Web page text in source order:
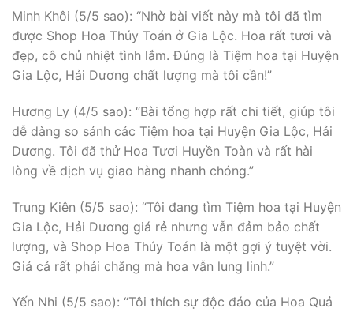
Minh Khôi (5/5 sao): “Nhờ bài viết này mà tôi đã tìm
được Shop Hoa Thúy Toán ở Gia Lộc. Hoa rất tươi và
đẹp, cô chủ nhiệt tình lắm. Đúng là Tiệm hoa tại Huyện
Gia Lộc, Hải Dương chất lượng mà tôi cần!”
Hương Ly (4/5 sao): “Bài tổng hợp rất chi tiết, giúp tôi
dễ dàng so sánh các Tiệm hoa tại Huyện Gia Lộc, Hải
Dương. Tôi đã thử Hoa Tươi Huyền Toàn và rất hài
lòng về dịch vụ giao hàng nhanh chóng.”
Trung Kiên (5/5 sao): “Tôi đang tìm Tiệm hoa tại Huyện
Gia Lộc, Hải Dương giá rẻ nhưng vẫn đảm bảo chất
lượng, và Shop Hoa Thúy Toán là một gợi ý tuyệt vời.
Giá cả rất phải chăng mà hoa vẫn lung linh.”
Yến Nhi (5/5 sao): “Tôi thích sự độc đáo của Hoa Quả